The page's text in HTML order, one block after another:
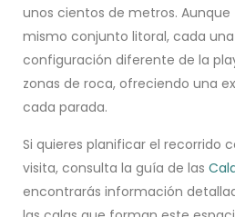
unos cientos de metros.
mismo conjunto litoral, cada
configuración diferente de la
zonas de roca, ofreciendo una
cada parada.
Si quieres planificar el recorrido
visita, consulta la guía de las
encontrarás información